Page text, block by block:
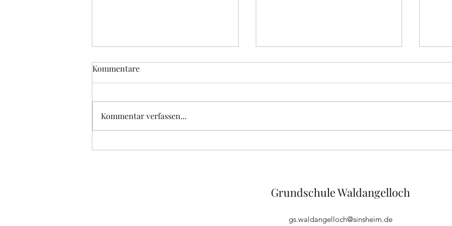
Letzter Schultag
Wandertag
Kommentare
Kommentar verfassen...
Grundschule Waldangelloch
gs.waldangelloch@sinsheim.de